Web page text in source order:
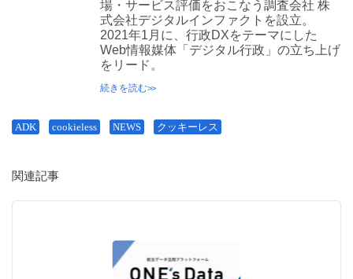
場・サービス評価をおこなう調査会社 株
式会社デジタルインファクトを設立。
2021年1月に、行政DXをテーマにした
Web情報媒体「デジタル行政」の立ち上げ
をリード。
続きを読む
ADK cookieless NEWS クッキーレス
関連記事